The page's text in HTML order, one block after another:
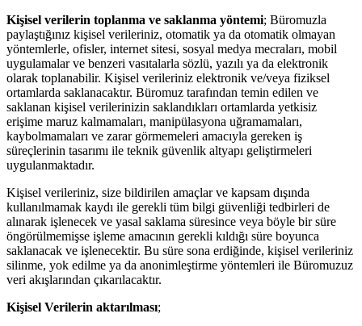
Kişisel verilerin toplanma ve saklanma yöntemi; Büromuzla
paylaştığınız kişisel verileriniz, otomatik ya da otomatik olmayan
yöntemlerle, ofisler, internet sitesi, sosyal medya mecraları, mobil
uygulamalar ve benzeri vasıtalarla sözlü, yazılı ya da elektronik
olarak toplanabilir. Kişisel verileriniz elektronik ve/veya fiziksel
ortamlarda saklanacaktır. Büromuz tarafından temin edilen ve
saklanan kişisel verilerinizin saklandıkları ortamlarda yetkisiz
erişime maruz kalmamaları, manipülasyona uğramamaları,
kaybolmamaları ve zarar görmemeleri amacıyla gereken iş
süreçlerinin tasarımı ile teknik güvenlik altyapı geliştirmeleri
uygulanmaktadır.
Kişisel verileriniz, size bildirilen amaçlar ve kapsam dışında
kullanılmamak kaydı ile gerekli tüm bilgi güvenliği tedbirleri de
alınarak işlenecek ve yasal saklama süresince veya böyle bir süre
öngörülmemişse işleme amacının gerekli kıldığı süre boyunca
saklanacak ve işlenecektir. Bu süre sona erdiğinde, kişisel verileriniz
silinme, yok edilme ya da anonimleştirme yöntemleri ile Büromuzuz
veri akışlarından çıkarılacaktır.
Kişisel Verilerin aktarılması;